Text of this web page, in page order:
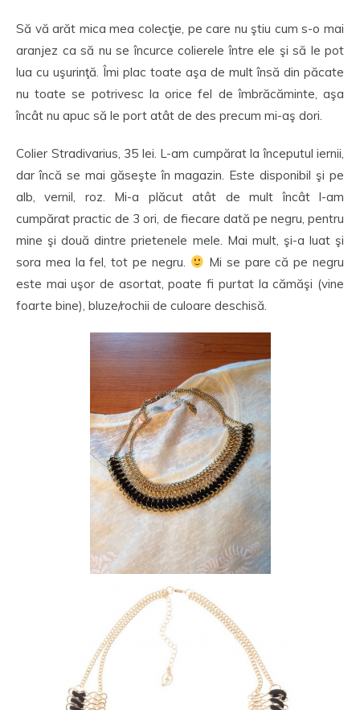
Să vă arăt mica mea colecţie, pe care nu ştiu cum s-o mai
aranjez ca să nu se încurce colierele între ele şi să le pot
lua cu uşurinţă. Îmi plac toate aşa de mult însă din păcate
nu toate se potrivesc la orice fel de îmbrăcăminte, aşa
încât nu apuc să le port atât de des precum mi-aş dori.
Colier Stradivarius, 35 lei. L-am cumpărat la începutul iernii,
dar încă se mai găseşte în magazin. Este disponibil şi pe
alb, vernil, roz. Mi-a plăcut atât de mult încât l-am
cumpărat practic de 3 ori, de fiecare dată pe negru, pentru
mine şi două dintre prietenele mele. Mai mult, şi-a luat şi
sora mea la fel, tot pe negru.
Mi se pare că pe negru
este mai uşor de asortat, poate fi purtat la cămăşi (vine
foarte bine), bluze/rochii de culoare deschisă.